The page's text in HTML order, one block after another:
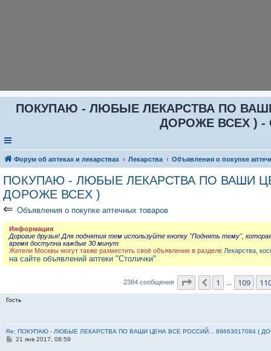
ПОКУПАЮ - ЛЮБЫЕ ЛЕКАРСТВА ПО ВАШИ
ДОРОЖЕ ВСЕХ ) -
Форум об аптеках и лекарствах Лекарства Объявления о покупке
ПОКУПАЮ - ЛЮБЫЕ ЛЕКАРСТВА ПО ВАШИ
ДОРОЖЕ ВСЕХ )
⇐ Объявления о покупке аптечных товаров
Информация
Дорогие друзья! Для поднятия тем используйте кнопку "Поднять тему",
время доступна каждые 30 минут
Жители Москвы могут также разместить своё объявление в разделе Лекарства,
на сайте объявлений аптеки "Столички"
2384 сообщения Страница 111из
Пред.
1 109
Гость
Re: ПОКУПАЮ - ЛЮБЫЕ ЛЕКАРСТВА ПО ВАШИ ЦЕНА ВСЕ РОССИЙ... 89663017084 (
С21 янв 2017, 08:59